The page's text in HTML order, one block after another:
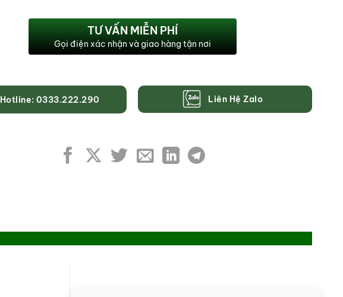
TƯ VẤN MIỄN PHÍ
Gọi điện xác nhận và giao hàng tận nơi
Hotline: 0333.222.290 Liên Hệ Zalo